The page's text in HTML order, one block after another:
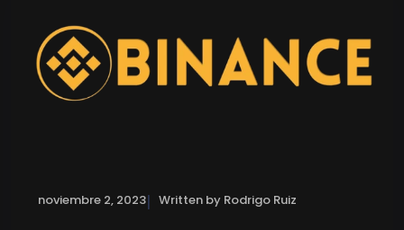
noviembre 2, 2023| Written by Rodrigo Ruiz